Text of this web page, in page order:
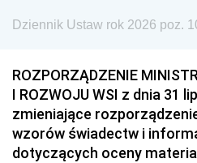
Dziennik Ustaw rok 2026 poz.
ROZPORZĄDZENIE
I ROZWOJU WSI z dnia 31
zmieniające
wzorów świadectw i
dotyczących oceny